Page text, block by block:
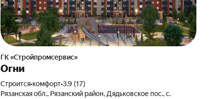
ГК «Стройпромсервис»
Огни
Строится•комфорт•3.9 (17)
Рязанская обл., Рязанский район, Дядьковское пос., с.